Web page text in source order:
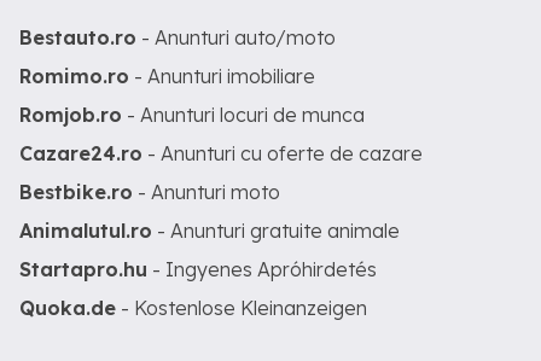
Bestauto.ro - Anunturi auto/moto
Romimo.ro - Anunturi imobiliare
Romjob.ro - Anunturi locuri de munca
Cazare24.ro - Anunturi cu oferte de cazare
Bestbike.ro - Anunturi moto
Animalutul.ro - Anunturi gratuite animale
Startapro.hu - Ingyenes Apróhirdetés
Quoka.de - Kostenlose Kleinanzeigen